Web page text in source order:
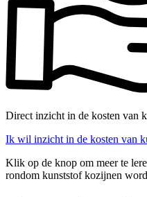
Direct inzicht in de kosten van
Ik wil inzicht in de kosten van
Klik op de knop om meer te
rondom kunststof kozijnen